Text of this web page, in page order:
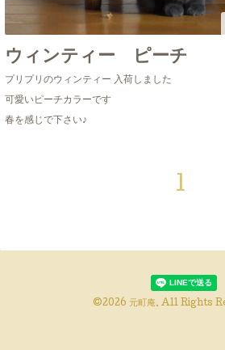
ウィンティー ピーチ
プリプリのウィンティー 入荷しました
可愛いピーチカラーです
春を感じで下さい♪
1
©2026 元町庵. All Rights